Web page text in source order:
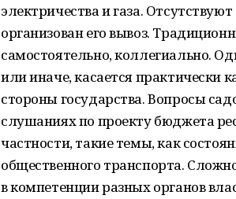
электричества и газа.
организован его вывоз.
самостоятельно, коллегиально.
или иначе, касается практически
стороны государства. Вопросы
слушаниях по проекту бюджета
частности, такие темы, как
общественного транспорта.
в компетенции разных органов